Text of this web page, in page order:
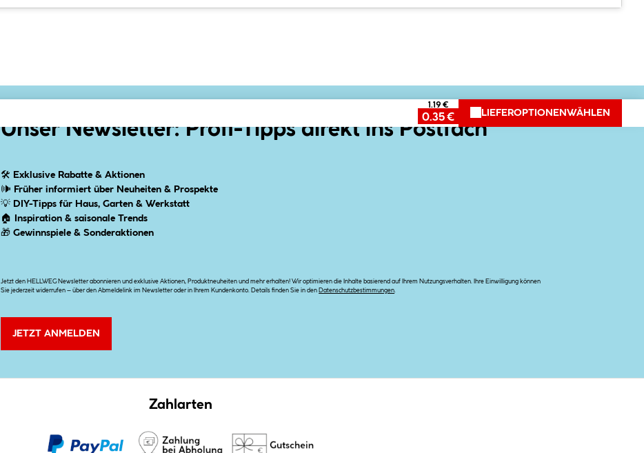
1.19 €
0.35 € LIEFEROPTIONEN WÄHLEN
Unser Newsletter: Profi-Tipps direkt ins Postfach
🛠 Exklusive Rabatte & Aktionen
🕪 Früher informiert über Neuheiten & Prospekte
💡 DIY-Tipps für Haus, Garten & Werkstatt
🏠
Inspiration & saisonale Trends
🎁Gewinnspiele & Sonderaktionen
Jetzt den HELLWEG Newsletter abonnieren und exklusive Aktionen, Produktneuheiten und mehr erhalten! Wir optimieren die Inhalte basierend auf Ihrem Nutzungsverhalten. Ihre Einwilligung können
Sie jederzeit widerrufen – über den Abmeldelink im Newsletter oder in Ihrem Kundenkonto. Details finden Sie in den Datenschutzbestimmungen.
JETZT ANMELDEN
Zahlarten